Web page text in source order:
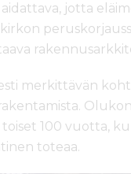
jotta
merkittävän
toiset 100 vuotta,
toteaa.